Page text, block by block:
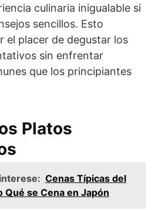
culinaria inigualable si
sencillos. Esto
el placer de degustar los
sin enfrentar
que los principiantes
Platos
Cenas Típicas del
Qué se Cena en Japón